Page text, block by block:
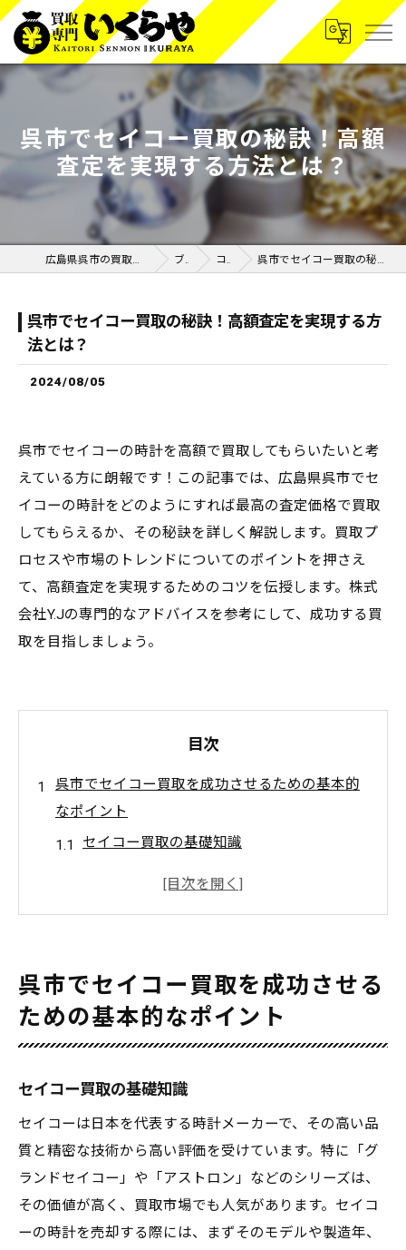
呉市でセイコー買取の秘訣！高額
査定を実現する方法とは？
広島県呉市の買取なら買取専門いくらや呉広店 ブログ コラム 呉市でセイコー買取の秘訣！高額査定を実現する方法とは？
呉市でセイコー買取の秘訣！高額査定を実現する方
法とは？
2024/08/05
呉市でセイコーの時計を高額で買取してもらいたいと考
えている方に朗報です！この記事では、広島県呉市でセ
イコーの時計をどのようにすれば最高の査定価格で買取
してもらえるか、その秘訣を詳しく解説します。買取プ
ロセスや市場のトレンドについてのポイントを押さえ
て、高額査定を実現するためのコツを伝授します。株式
会社Y.Jの専門的なアドバイスを参考にして、成功する買
取を目指しましょう。
目次
呉市でセイコー買取を成功させるための基本的
なポイント
セイコー買取の基礎知識
呉市での買取市場の特徴
呉市内のおすすめ買取店舗
セイコー時計の高額買取を実現するために知っ
最新のセイコー時計市場動向
高額買取が期待できるセイコーのモデル
呉市における中古時計市場の現状
セイコー時計の需要と供給バランス
市場トレンドに基づく買取時期の見極め
査定額に影響を与える市場要因
呉市でセイコー買取を成功させる
ための基本的なポイント
セイコー買取の基礎知識
セイコーは日本を代表する時計メーカーで、その高い品
質と精密な技術から高い評価を受けています。特に「グ
ランドセイコー」や「アストロン」などのシリーズは、
その価値が高く、買取市場でも人気があります。セイコ
ーの時計を売却する際には、まずそのモデルや製造年、